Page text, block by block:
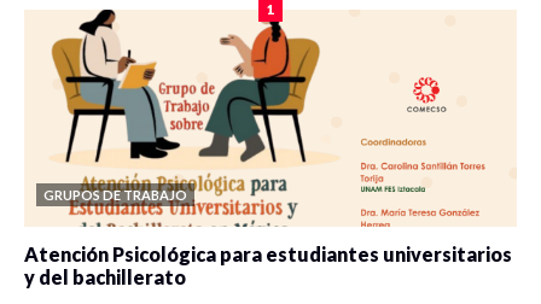
1
GRUPOS DE TRABAJO
Atención Psicológica para estudiantes universitarios
y del bachillerato